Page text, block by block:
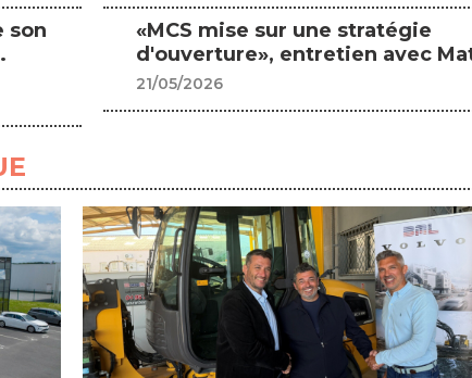
son
«MCS mise sur une stratégie
d'ouverture», entretien avec
21/05/2026